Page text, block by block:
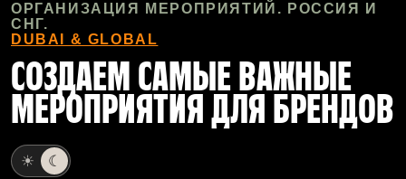
ОРГАНИЗАЦИЯ МЕРОПРИЯТИЙ. РОССИЯ И
СНГ.
DUBAI & GLOBAL
СОЗДАЕМ САМЫЕ ВАЖНЫЕ
МЕРОПРИЯТИЯ ДЛЯ БРЕНДОВ
☀ ☾